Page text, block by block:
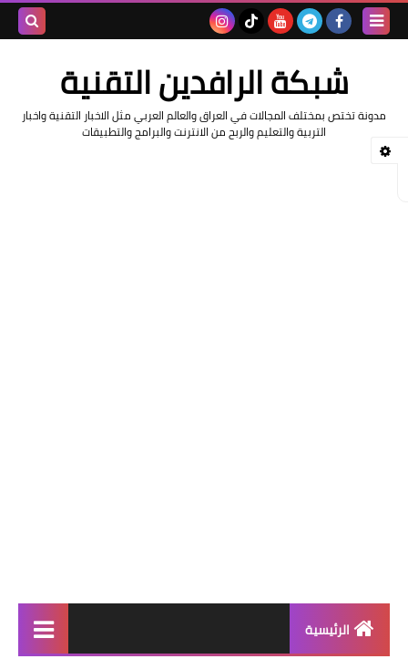
شبكة الرافدين التقنية
مدونة تختص بمختلف المجالات في العراق والعالم العربي مثل الاخبار التقنية واخبار
التربية والتعليم والربح من الانترنت والبرامج والتطبيقات
الرئيسية